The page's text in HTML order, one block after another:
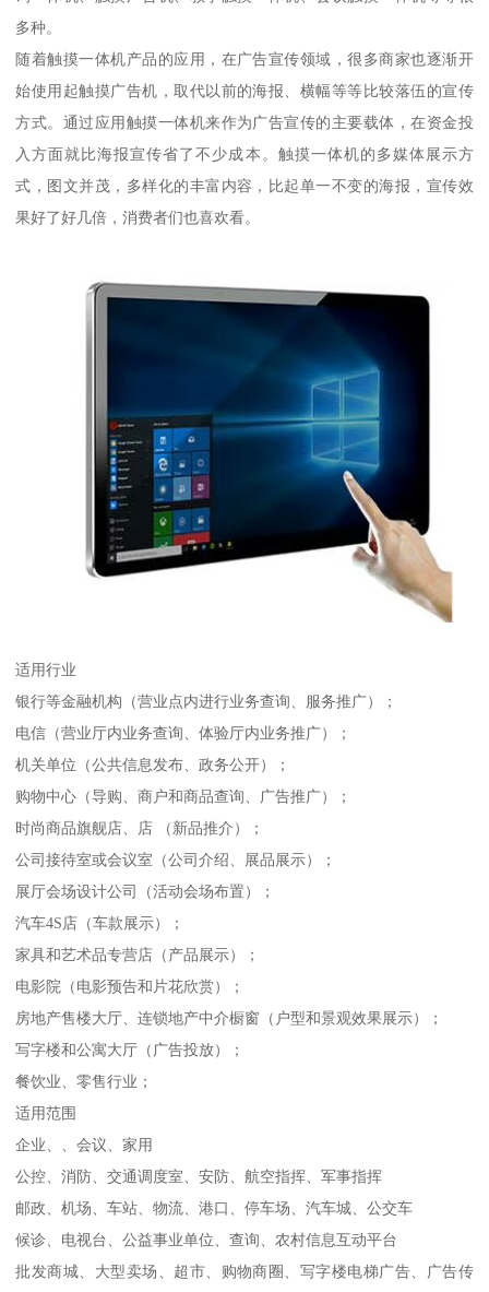
多种。
随着触摸一体机产品的应用，在广告宣传领域，很多商家也逐渐开
始使用起触摸广告机，取代以前的海报、横幅等等比较落伍的宣传
方式。通过应用触摸一体机来作为广告宣传的主要载体，在资金投
入方面就比海报宣传省了不少成本。触摸一体机的多媒体展示方
式，图文并茂，多样化的丰富内容，比起单一不变的海报，宣传效
果好了好几倍，消费者们也喜欢看。
适用行业
银行等金融机构（营业点内进行业务查询、服务推广）；
电信（营业厅内业务查询、体验厅内业务推广）；
机关单位（公共信息发布、政务公开）；
购物中心（导购、商户和商品查询、广告推广）；
时尚商品旗舰店、店 （新品推介）；
公司接待室或会议室（公司介绍、展品展示）；
展厅会场设计公司（活动会场布置）；
汽车4S店（车款展示）；
家具和艺术品专营店（产品展示）；
电影院（电影预告和片花欣赏）；
房地产售楼大厅、连锁地产中介橱窗（户型和景观效果展示）；
写字楼和公寓大厅（广告投放）；
餐饮业、零售行业；
适用范围
企业、、会议、家用
公控、消防、交通调度室、安防、航空指挥、军事指挥
邮政、机场、车站、物流、港口、停车场、汽车城、公交车
候诊、电视台、公益事业单位、查询、农村信息互动平台
批发商城、大型卖场、超市、购物商圈、写字楼电梯广告、广告传